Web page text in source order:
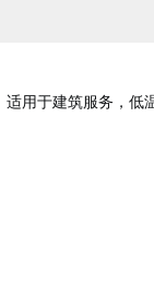
适用于建筑服务，低